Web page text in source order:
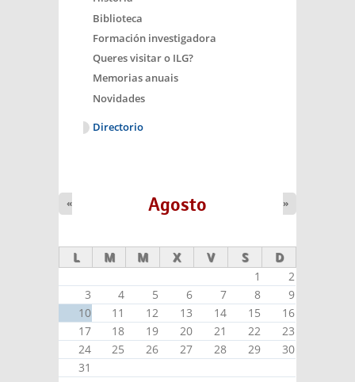
Biblioteca
Formación investigadora
Queres visitar o ILG?
Memorias anuais
Novidades
Directorio
Agosto
« »
L M M X V S D
1
2
3
4 5 6 7 8
9
10
11 12 13 14 15
16
17
18 19 20 21 22
23
24
25 26 27 28 29
30
31